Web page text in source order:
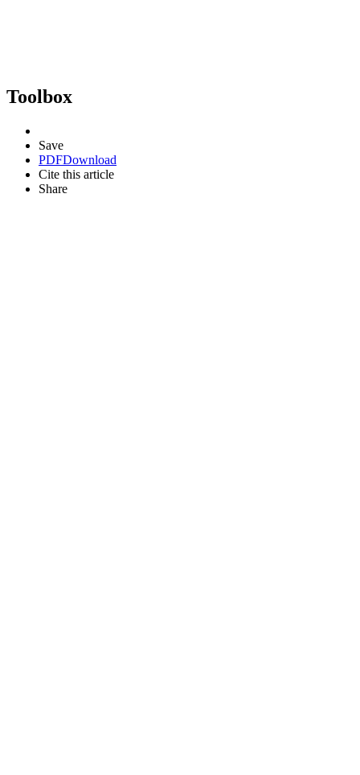
Toolbox
Save
PDFDownload
Cite this article
Share